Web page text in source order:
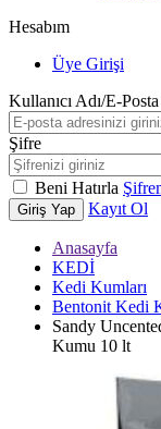
Hesabım
Üye Girişi
Kullanıcı Adı/E-Posta
Şifre
Beni Hatırla
Giriş Yap Kayıt Ol
Anasayfa
KEDİ
Kedi Kumları
Bentonit Kedi
Sandy
Kumu 10 lt